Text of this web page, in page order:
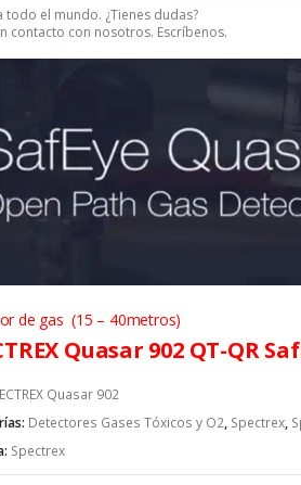
todo el mundo. ¿Tienes dudas?
contacto con nosotros. Escríbenos.
de gas (15 – 40metros)
Quasar 902 QT-QR
Quasar 902
Detectores Gases Tóxicos y O2, Spectrex,
Spectrex